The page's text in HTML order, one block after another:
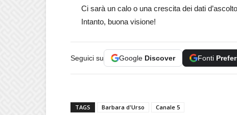
Ci sarà un calo o una crescita dei dati
Intanto, buona visione!
Seguici su Google Discover Fonti
TAGS Barbara d'Urso Canale 5